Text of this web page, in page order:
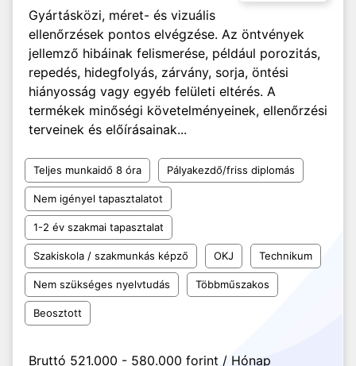
Gyártásközi, méret- és vizuális
ellenőrzések pontos elvégzése. Az öntvények
jellemző hibáinak felismerése, például porozitás,
repedés, hidegfolyás, zárvány, sorja, öntési
hiányosság vagy egyéb felületi eltérés. A
termékek minőségi követelményeinek, ellenőrzési
terveinek és előírásainak...
Teljes munkaidő 8 óra Pályakezdő/friss diplomás
Nem igényel tapasztalatot
1-2 év szakmai tapasztalat
Szakiskola / szakmunkás képző OKJ Technikum
Nem szükséges nyelvtudás Többműszakos
Beosztott
Bruttó 521.000 - 580.000 forint / Hónap